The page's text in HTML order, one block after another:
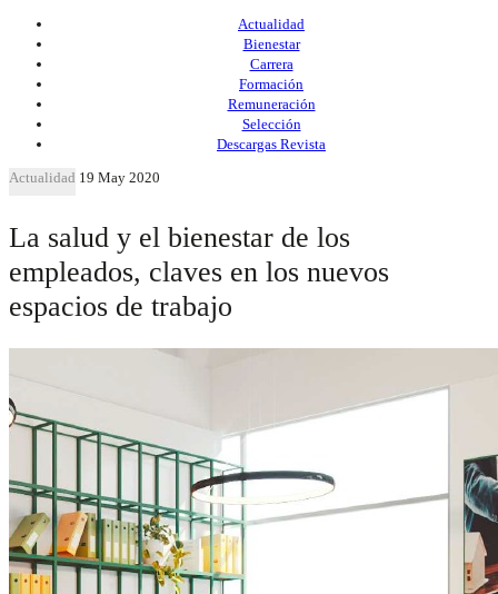
Actualidad
Bienestar
Carrera
Formación
Remuneración
Selección
Descargas Revista
Actualidad 19 May 2020
La salud y el bienestar de los
empleados, claves en los nuevos
espacios de trabajo